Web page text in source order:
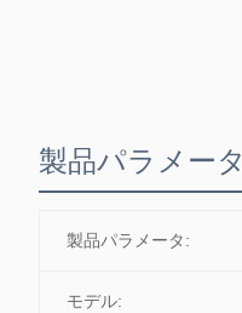
製品パラメータ
製品パラメータ:
モデル: